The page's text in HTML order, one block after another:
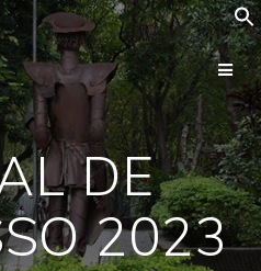
Skip
to
content
DE
2023